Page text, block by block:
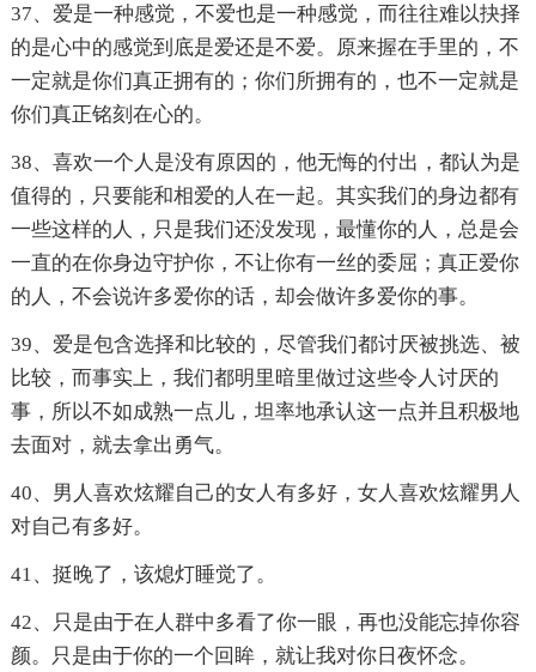
37、爱是一种感觉，不爱也是一种感觉，而往往难以抉择
的是心中的感觉到底是爱还是不爱。原来握在手里的，不
一定就是你们真正拥有的；你们所拥有的，也不一定就是
你们真正铭刻在心的。
38、喜欢一个人是没有原因的，他无悔的付出，都认为是
值得的，只要能和相爱的人在一起。其实我们的身边都有
一些这样的人，只是我们还没发现，最懂你的人，总是会
一直的在你身边守护你，不让你有一丝的委屈；真正爱你
的人，不会说许多爱你的话，却会做许多爱你的事。
39、爱是包含选择和比较的，尽管我们都讨厌被挑选、被
比较，而事实上，我们都明里暗里做过这些令人讨厌的
事，所以不如成熟一点儿，坦率地承认这一点并且积极地
去面对，就去拿出勇气。
40、男人喜欢炫耀自己的女人有多好，女人喜欢炫耀男人
对自己有多好。
41、挺晚了，该熄灯睡觉了。
42、只是由于在人群中多看了你一眼，再也没能忘掉你容
颜。只是由于你的一个回眸，就让我对你日夜怀念。